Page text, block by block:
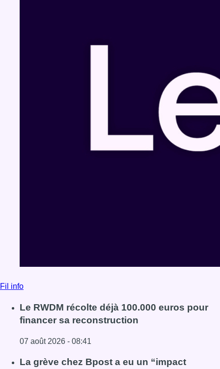
Fil info
Le RWDM récolte déjà 100.000 euros pour
financer sa reconstruction
07 août 2026 - 08:41
Lire l'article Le RWDM récolte déjà 100.000 euros pour
La grève chez Bpost a eu un “impact